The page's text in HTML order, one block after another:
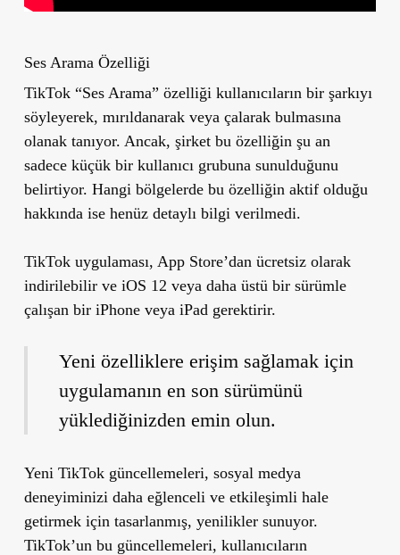
Ses Arama Özelliği
TikTok “Ses Arama” özelliği kullanıcıların bir şarkıyı
söyleyerek, mırıldanarak veya çalarak bulmasına
olanak tanıyor. Ancak, şirket bu özelliğin şu an
sadece küçük bir kullanıcı grubuna sunulduğunu
belirtiyor. Hangi bölgelerde bu özelliğin aktif olduğu
hakkında ise henüz detaylı bilgi verilmedi.
TikTok uygulaması, App Store’dan ücretsiz olarak
indirilebilir ve iOS 12 veya daha üstü bir sürümle
çalışan bir iPhone veya iPad gerektirir.
Yeni özelliklere erişim sağlamak için
uygulamanın en son sürümünü
yüklediğinizden emin olun.
Yeni TikTok güncellemeleri, sosyal medya
deneyiminizi daha eğlenceli ve etkileşimli hale
getirmek için tasarlanmış, yenilikler sunuyor.
TikTok’un bu güncellemeleri, kullanıcıların